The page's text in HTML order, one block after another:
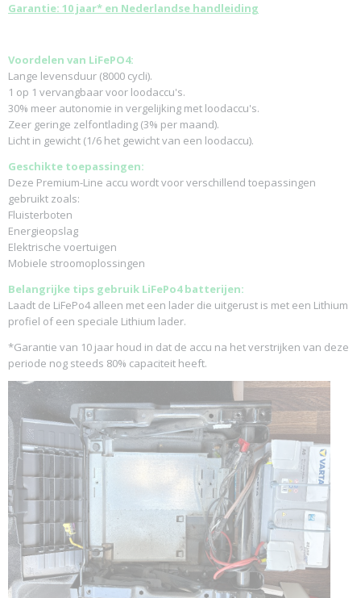
Garantie: 10 jaar* en Nederlandse handleiding
Voordelen van LiFePO4:
Lange levensduur (8000 cycli).
1 op 1 vervangbaar voor loodaccu's.
30% meer autonomie in vergelijking met loodaccu's.
Zeer geringe zelfontlading (3% per maand).
Licht in gewicht (1/6 het gewicht van een loodaccu).
Geschikte toepassingen:
Deze Premium-Line accu wordt voor verschillend toepassingen
gebruikt zoals:
Fluisterboten
Energieopslag
Elektrische voertuigen
Mobiele stroomoplossingen
Belangrijke tips gebruik LiFePo4 batterijen:
Laadt de LiFePo4 alleen met een lader die uitgerust is met een Lithium
profiel of een speciale Lithium lader.
*Garantie van 10 jaar houd in dat de accu na het verstrijken van deze
periode nog steeds 80% capaciteit heeft.